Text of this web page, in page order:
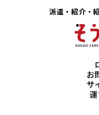
派遣・紹介・
お
サ